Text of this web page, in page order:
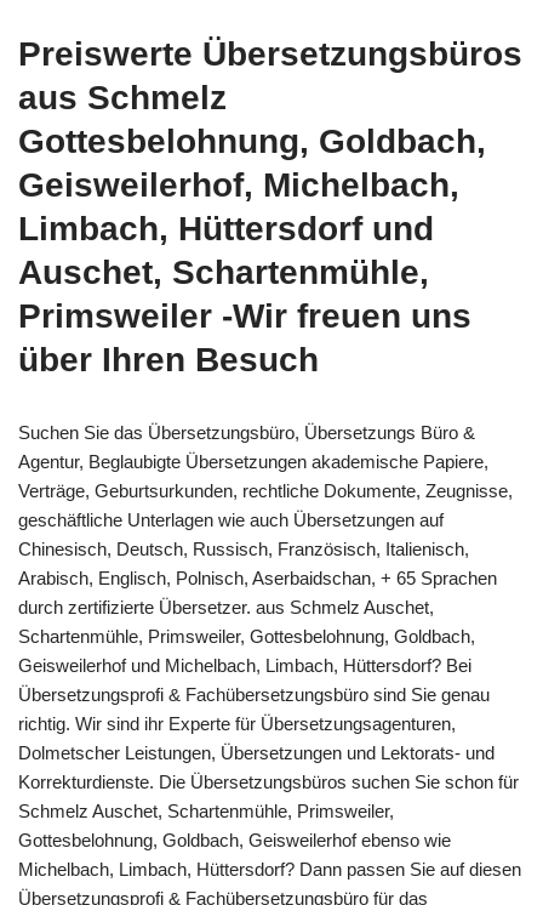
Preiswerte Übersetzungsbüros
aus Schmelz
Gottesbelohnung, Goldbach,
Geisweilerhof, Michelbach,
Limbach, Hüttersdorf und
Auschet, Schartenmühle,
Primsweiler -Wir freuen uns
über Ihren Besuch
Suchen Sie das Übersetzungsbüro, Übersetzungs Büro &
Agentur, Beglaubigte Übersetzungen akademische Papiere,
Verträge, Geburtsurkunden, rechtliche Dokumente, Zeugnisse,
geschäftliche Unterlagen wie auch Übersetzungen auf
Chinesisch, Deutsch, Russisch, Französisch, Italienisch,
Arabisch, Englisch, Polnisch, Aserbaidschan, + 65 Sprachen
durch zertifizierte Übersetzer. aus Schmelz Auschet,
Schartenmühle, Primsweiler, Gottesbelohnung, Goldbach,
Geisweilerhof und Michelbach, Limbach, Hüttersdorf? Bei
Übersetzungsprofi & Fachübersetzungsbüro sind Sie genau
richtig. Wir sind ihr Experte für Übersetzungsagenturen,
Dolmetscher Leistungen, Übersetzungen und Lektorats- und
Korrekturdienste. Die Übersetzungsbüros suchen Sie schon für
Schmelz Auschet, Schartenmühle, Primsweiler,
Gottesbelohnung, Goldbach, Geisweilerhof ebenso wie
Michelbach, Limbach, Hüttersdorf? Dann passen Sie auf diesen
Übersetzungsprofi & Fachübersetzungsbüro für das